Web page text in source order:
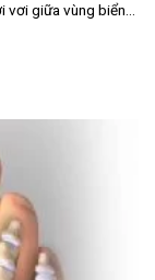
vơi giữa vùng biển...